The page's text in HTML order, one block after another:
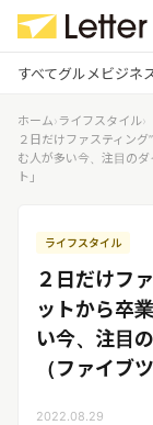
すべてグルメビジネ
グルメ
ビジネス
ライフスタイル
ログイン
企業ユーザー
する
受信 レターリリー
メディアユーザ
レターリリースを
録
ホーム›ライフスタイル›
２日だけファスティン
む人が多い今、注目の
ト」
ライフスタイル
２日だけフ
ットから卒
い今、注目
（ファイブ
2022.08.29